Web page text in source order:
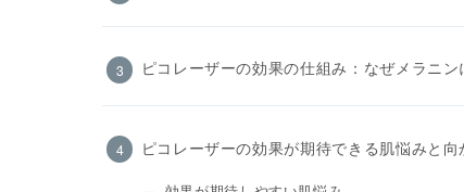
ピコレーザーの効果の仕組み：なぜメラニ
ピコレーザーの効果が期待できる肌悩みと向